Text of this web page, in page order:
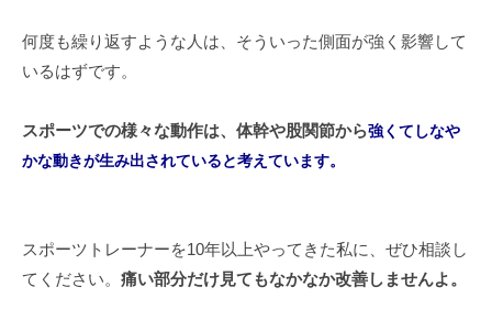
何度も繰り返すような人は、そういった側面が強く影響して
いるはずです。
スポーツでの様々な動作は、体幹や股関節から強くてしなや
かな動きが生み出されていると考えています。
スポーツトレーナーを10年以上やってきた私に、ぜひ相談し
てください。 痛い部分だけ見てもなかなか改善しませんよ。